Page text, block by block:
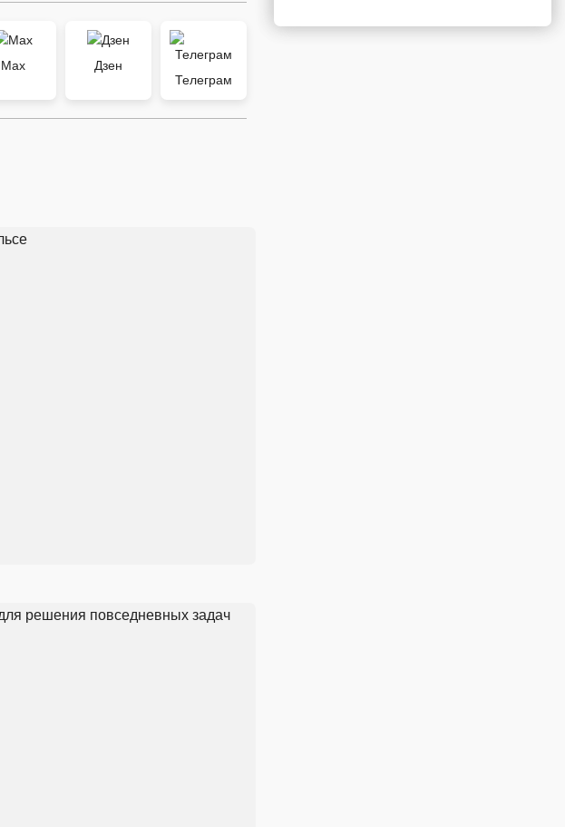
Max
Дзен
Телеграм